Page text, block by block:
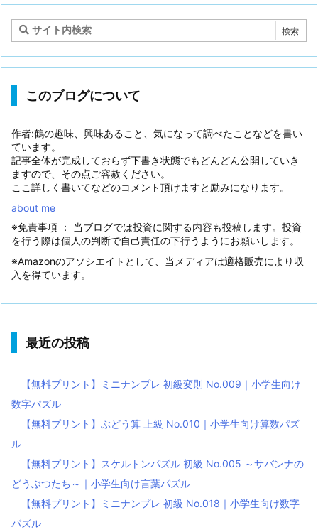
このブログについて
作者:鶴の趣味、興味あること、気になって調べたことなどを書い
ています。
記事全体が完成しておらず下書き状態でもどんどん公開していき
ますので、その点ご容赦ください。
ここ詳しく書いてなどのコメント頂けますと励みになります。
about me
※免責事項 ： 当ブログでは投資に関する内容も投稿します。投資
を行う際は個人の判断で自己責任の下行うようにお願いします。
※Amazonのアソシエイトとして、当メディアは適格販売により収
入を得ています。
最近の投稿
【無料プリント】ミニナンプレ 初級変則 No.009｜小学生向け
数字パズル
【無料プリント】ぶどう算 上級 No.010｜小学生向け算数パズ
ル
【無料プリント】スケルトンパズル 初級 No.005 ～サバンナの
どうぶつたち～｜小学生向け言葉パズル
【無料プリント】ミニナンプレ 初級 No.018｜小学生向け数字
パズル